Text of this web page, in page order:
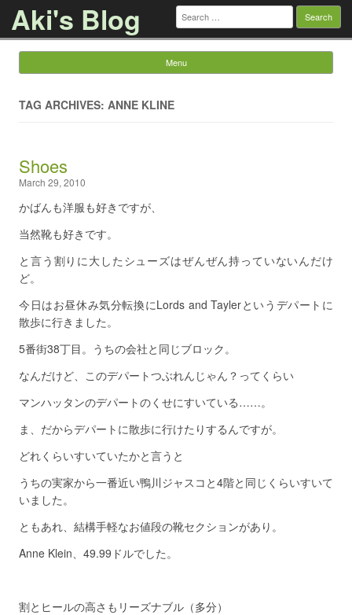
Aki's Blog Search
for:
Menu
TAG ARCHIVES: ANNE KLINE
Shoes
March 29, 2010
かばんも洋服も好きですが、
当然靴も好きです。
と言う割りに大したシューズはぜんぜん持っていないんだけ
ど。
今日はお昼休み気分転換にLords and Taylerというデパートに
散歩に行きました。
5番街38丁目。うちの会社と同じブロック。
なんだけど、このデパートつぶれんじゃん？ってくらい
マンハッタンのデパートのくせにすいている……。
ま、だからデパートに散歩に行けたりするんですが。
どれくらいすいていたかと言うと
うちの実家から一番近い鴨川ジャスコと4階と同じくらいすいて
いました。
ともあれ、結構手軽なお値段の靴セクションがあり。
Anne Klein、49.99ドルでした。
割とヒールの高さもリーズナブル（多分）